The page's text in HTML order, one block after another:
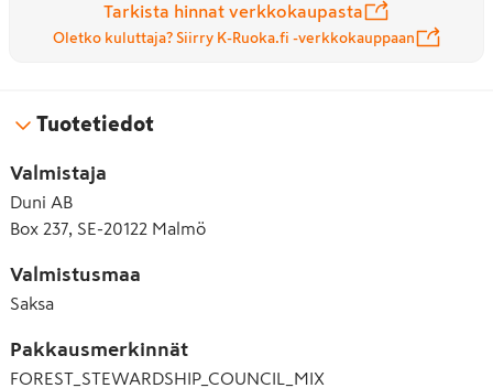
Tarkista hinnat verkkokaupasta
Oletko kuluttaja? Siirry K-Ruoka.fi -verkkokauppaan
Tuotetiedot
Valmistaja
Duni AB
Box 237, SE-20122 Malmö
Valmistusmaa
Saksa
Pakkausmerkinnät
FOREST_STEWARDSHIP_COUNCIL_MIX